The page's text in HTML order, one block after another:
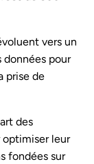
vers un
pour
prise de
des
optimiser leur
fondées sur